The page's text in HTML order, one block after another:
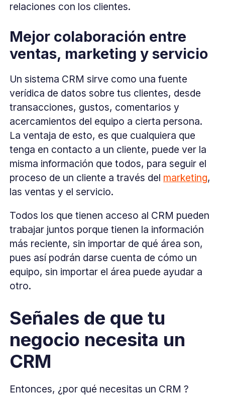
relaciones con los clientes.
Mejor colaboración entre
ventas, marketing y servicio
Un sistema CRM sirve como una fuente
verídica de datos sobre tus clientes, desde
transacciones, gustos, comentarios y
acercamientos del equipo a cierta persona.
La ventaja de esto, es que cualquiera que
tenga en contacto a un cliente, puede ver la
misma información que todos, para seguir el
proceso de un cliente a través del marketing,
las ventas y el servicio.
Todos los que tienen acceso al CRM pueden
trabajar juntos porque tienen la información
más reciente, sin importar de qué área son,
pues así podrán darse cuenta de cómo un
equipo, sin importar el área puede ayudar a
otro.
Señales de que tu
negocio necesita un
CRM
Entonces, ¿por qué necesitas un CRM ?